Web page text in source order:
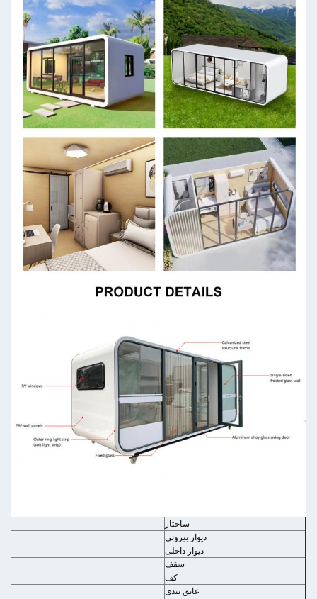
ساختار
دیوار بیرونی
دیوار داخلی
سقف
کف
عایق بندی